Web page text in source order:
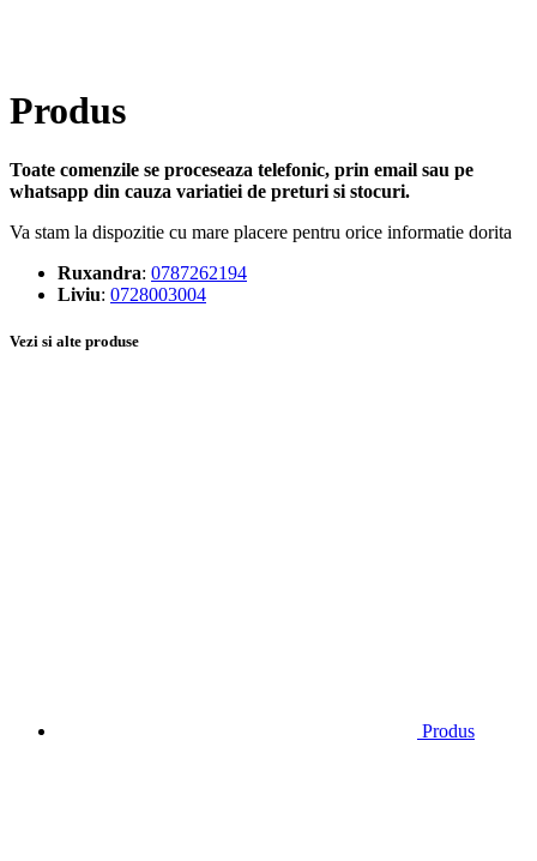
Produs
Toate comenzile se proceseaza telefonic, prin email sau pe
whatsapp din cauza variatiei de preturi si stocuri.
Va stam la dispozitie cu mare placere pentru orice informatie dorita
Ruxandra: 0787262194
Liviu: 0728003004
Vezi si alte produse
Produs